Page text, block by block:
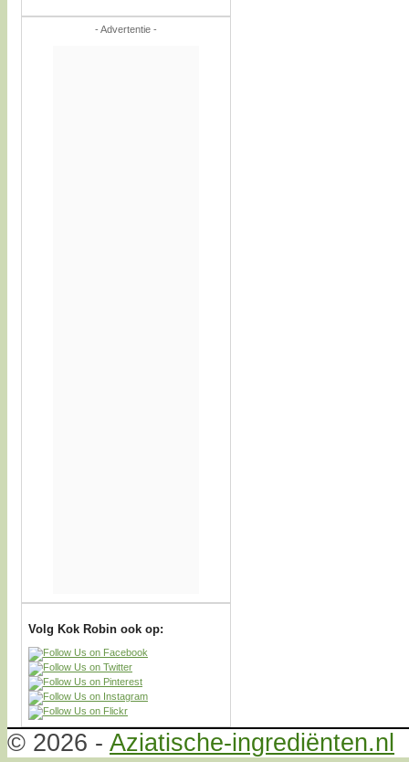
- Advertentie -
Volg Kok Robin ook op:
© 2026 - Aziatische-ingrediënten.nl